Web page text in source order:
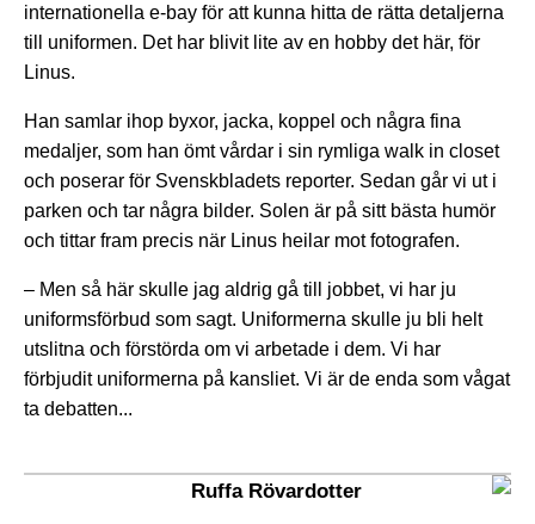
internationella e-bay för att kunna hitta de rätta detaljerna
till uniformen. Det har blivit lite av en hobby det här, för
Linus.
Han samlar ihop byxor, jacka, koppel och några fina
medaljer, som han ömt vårdar i sin rymliga walk in closet
och poserar för Svenskbladets reporter. Sedan går vi ut i
parken och tar några bilder. Solen är på sitt bästa humör
och tittar fram precis när Linus heilar mot fotografen.
– Men så här skulle jag aldrig gå till jobbet, vi har ju
uniformsförbud som sagt. Uniformerna skulle ju bli helt
utslitna och förstörda om vi arbetade i dem. Vi har
förbjudit uniformerna på kansliet. Vi är de enda som vågat
ta debatten...
Ruffa Rövardotter